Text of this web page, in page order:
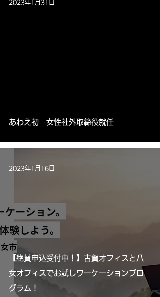
あわえ初 女性社外取締役就任
2023年1月31日
【絶賛申込受付中！】古賀オフィスと八
女オフィスでお試しワーケーションプロ
グラム！
2023年1月16日